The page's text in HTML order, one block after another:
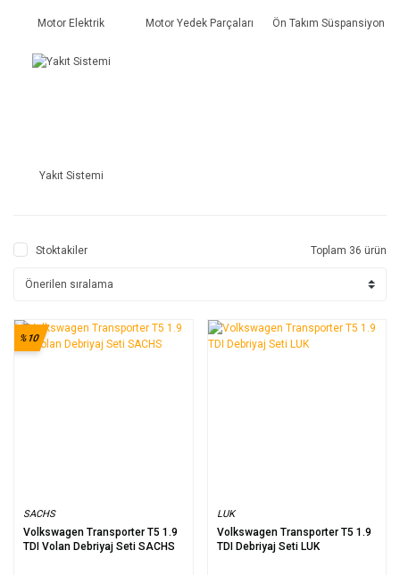
Motor Elektrik Motor Yedek Parçaları Ön Takım Süspansiyon
Yakıt Sistemi
Stoktakiler Toplam 36 ürün
SACHS
Volkswagen Transporter T5 1.9
TDI Volan Debriyaj Seti SACHS
%10
LUK
Volkswagen Transporter T5 1.9
TDI Debriyaj Seti LUK